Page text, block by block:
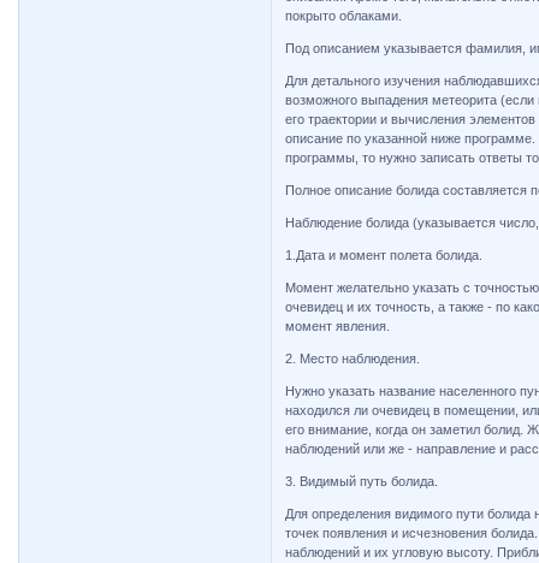
покрыто облаками.
Под описанием указывается фамилия,
Для детального изучения
возможного выпадения метеорита
его траектории и вычисления
описание по указанной ниже
программы, то нужно записать ответы
Полное описание болида составляется
Наблюдение болида (указывается
1.Дата и момент полета болида.
Момент желательно указать с
очевидец и их точность, а также - по
момент явления.
2. Место наблюдения.
Нужно указать название населенного
находился ли очевидец в помещении,
его внимание, когда он заметил болид.
наблюдений или же - направление и
3. Видимый путь болида.
Для определения видимого пути
точек появления и исчезновения
наблюдений и их угловую высоту.